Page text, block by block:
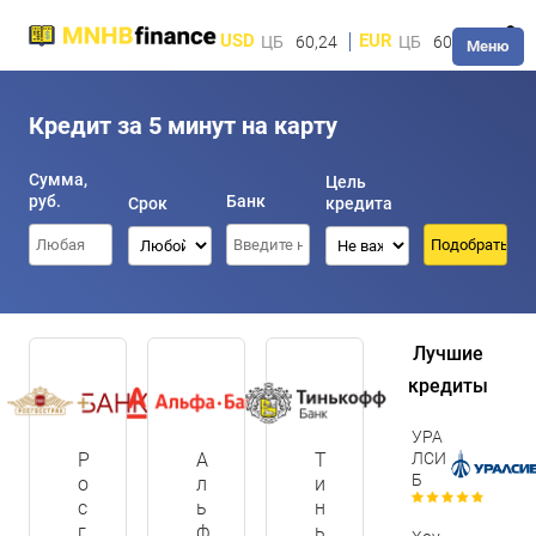
USD ЦБ 60,24 EUR ЦБ 60,28Меню
Кредит за 5 минут на карту
Сумма,
руб.
Срок Банк
Цель
кредита
Р
о
с
г
А
л
ь
ф
Т
и
н
ь
Лучшие
кредиты
УРА
ЛСИ
Б